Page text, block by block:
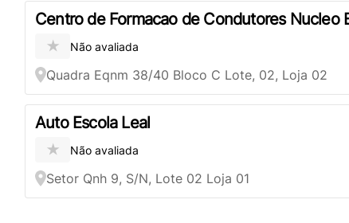
Centro de Formacao de Condutores Nucleo
★ Não avaliada
Quadra Eqnm 38/40 Bloco C Lote, 02, Loja 02
Auto Escola Leal
★ Não avaliada
Setor Qnh 9, S/N, Lote 02 Loja 01